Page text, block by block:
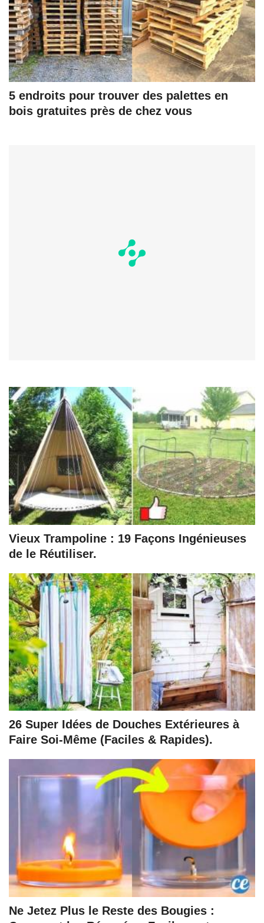
5 endroits pour trouver des palettes en
bois gratuites près de chez vous
Vieux Trampoline : 19 Façons Ingénieuses
de le Réutiliser.
26 Super Idées de Douches Extérieures à
Faire Soi-Même (Faciles & Rapides).
Ne Jetez Plus le Reste des Bougies :